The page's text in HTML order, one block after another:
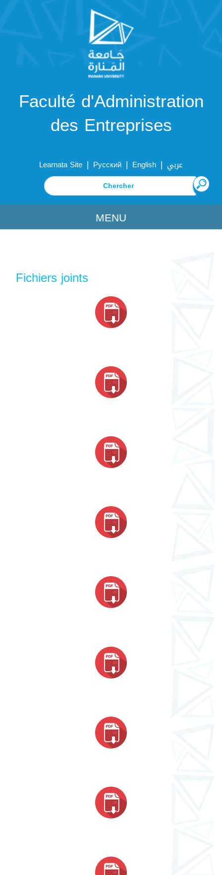
Faculté d'Administration
des Entreprises
Learnata Site | Русский | English | عربي
MENU
Fichiers joints